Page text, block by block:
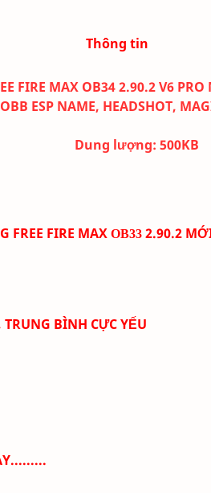
Thông tin
FIRE MAX OB34 2.90.2 V6
OBB ESP NAME, HEADSHOT,
Dung lượng: 500KB
FREE FIRE MAX OB33 2.90.2
BÌNH CỰC YẾU